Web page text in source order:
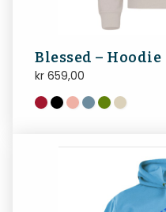
Blessed – Hoodie
kr 659,00